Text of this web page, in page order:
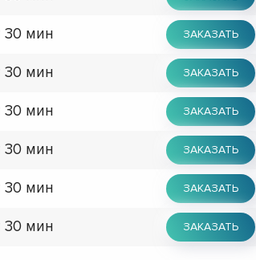
30 мин ЗАКАЗАТЬ
30 мин ЗАКАЗАТЬ
30 мин ЗАКАЗАТЬ
30 мин ЗАКАЗАТЬ
30 мин ЗАКАЗАТЬ
30 мин ЗАКАЗАТЬ